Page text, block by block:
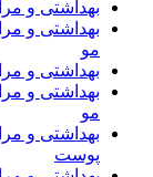
بهداشتی و
بهداشتی و
مو
بهداشتی و
بهداشتی و
مو
بهداشتی و
پوست